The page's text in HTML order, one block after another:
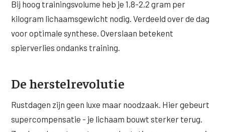
Bij hoog trainingsvolume heb je 1,8-2,2 gram per
kilogram lichaamsgewicht nodig. Verdeeld over de dag
voor optimale synthese. Overslaan betekent
spierverlies ondanks training.
De herstelrevolutie
Rustdagen zijn geen luxe maar noodzaak. Hier gebeurt
supercompensatie - je lichaam bouwt sterker terug.